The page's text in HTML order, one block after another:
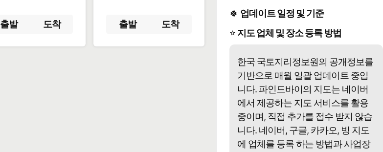
출발 도착 출발 도착
🍀 업데이트 일정 및 기준
⭐ 지도 업체 및 장소 등록 방법
한국 국토지리정보원의 공개정보를
기반으로 매월 일괄 업데이트 중입
니다. 파인드바이의 지도는 네이버
에서 제공하는 지도 서비스를 활용
중이며, 직접 추가를 접수 받지 않습
니다. 네이버, 구글, 카카오, 빙 지도
에 업체를 등록 하는 방법과 사업장